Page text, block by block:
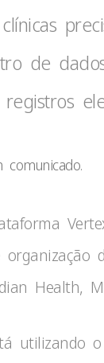
de
comunicado.
organização
Health,
utilizando